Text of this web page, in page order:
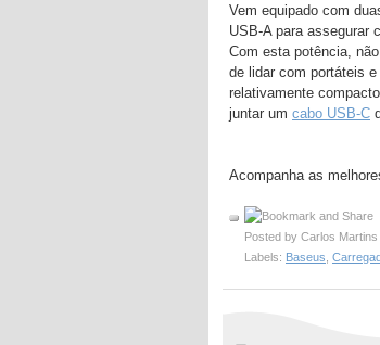
Vem equipado com
USB-A para assegurar
Com esta potência,
de lidar com portáteis
relativamente
juntar um cabo USB-C
Acompanha as
Posted by Carlos Martins
Labels: Baseus